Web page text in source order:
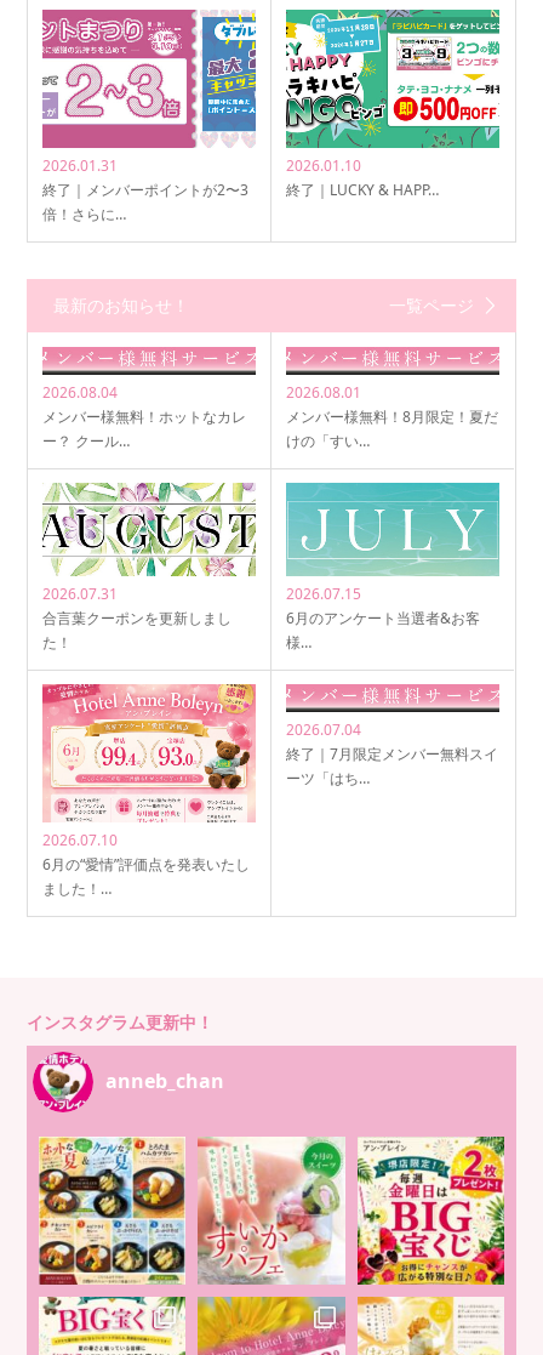
2026.01.31
終了｜メンバーポイントが2〜3
倍！さらに…
2026.01.10
終了｜LUCKY & HAPP…
最新のお知らせ！ 一覧ページ
2026.08.04
メンバー様無料！ホットなカレ
ー？ クール…
2026.08.01
メンバー様無料！8月限定！夏だ
けの「すい…
2026.07.31
合言葉クーポンを更新しまし
た！
2026.07.15
6月のアンケート当選者&お客
様…
2026.07.10
6月の“愛情”評価点を発表いたし
ました！…
2026.07.04
終了｜7月限定メンバー無料スイ
ーツ「はち…
インスタグラム更新中！
anneb_chan